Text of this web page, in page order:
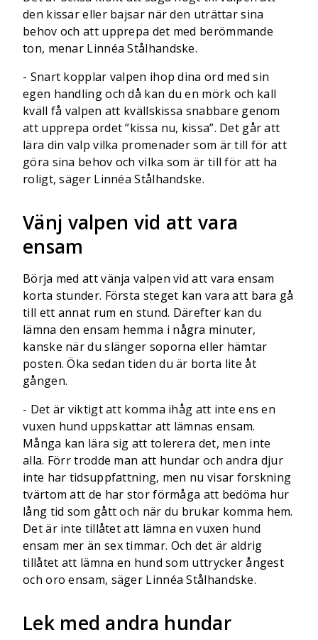
den kissar eller bajsar när den uträttar sina
behov och att upprepa det med berömmande
ton, menar Linnéa Stålhandske.
- Snart kopplar valpen ihop dina ord med sin
egen handling och då kan du en mörk och kall
kväll få valpen att kvällskissa snabbare genom
att upprepa ordet ”kissa nu, kissa”. Det går att
lära din valp vilka promenader som är till för att
göra sina behov och vilka som är till för att ha
roligt, säger Linnéa Stålhandske.
Vänj valpen vid att vara
ensam
Börja med att vänja valpen vid att vara ensam
korta stunder. Första steget kan vara att bara gå
till ett annat rum en stund. Därefter kan du
lämna den ensam hemma i några minuter,
kanske när du slänger soporna eller hämtar
posten. Öka sedan tiden du är borta lite åt
gången.
- Det är viktigt att komma ihåg att inte ens en
vuxen hund uppskattar att lämnas ensam.
Många kan lära sig att tolerera det, men inte
alla. Förr trodde man att hundar och andra djur
inte har tidsuppfattning, men nu visar forskning
tvärtom att de har stor förmåga att bedöma hur
lång tid som gått och när du brukar komma hem.
Det är inte tillåtet att lämna en vuxen hund
ensam mer än sex timmar. Och det är aldrig
tillåtet att lämna en hund som uttrycker ångest
och oro ensam, säger Linnéa Stålhandske.
Lek med andra hundar